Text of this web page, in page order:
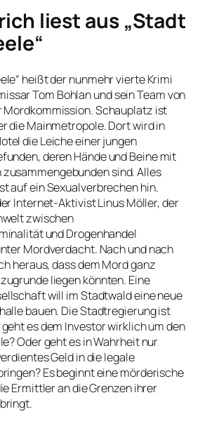
liest aus „Stadt
heißt der nunmehr vierte Krimi
Tom Bohlan und sein Team von
Mordkommission. Schauplatz ist
die Mainmetropole. Dort wird in
die Leiche einer jungen
deren Hände und Beine mit
sind. Alles
auf ein Sexualverbrechen hin.
Internet-Aktivist Linus Möller, der
zwischen
und Drogenhandel
Mordverdacht. Nach und nach
heraus, dass dem Mord ganz
liegen könnten. Eine
will im Stadtwald eine neue
bauen. Die Stadtregierung ist
es dem Investor wirklich um den
Oder geht es in Wahrheit nur
Geld in die legale
Es beginnt eine mörderische
Ermittler an die Grenzen ihrer